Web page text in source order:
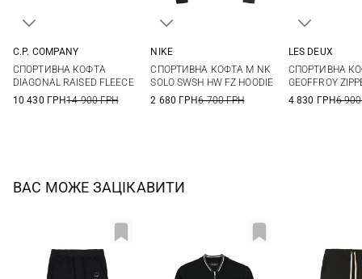
C.P. COMPANY
СПОРТИВНА КОФТА
DIAGONAL RAISED FLEECE
10 430 ГРН14 900 ГРН
XXL
3XL
NIKE
СПОРТИВНА КОФТА M NK
SOLO SWSH HW FZ HOODIE
2 680 ГРН6 700 ГРН
LES DEUX
СПОРТИВНА
GEOFFROY
4 830 ГРН6
ВАС МОЖЕ ЗАЦІКАВИТИ